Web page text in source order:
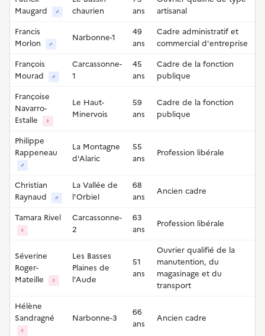
Maugard
♂
chaurien
ans
artisanal
Francis
Morlon
♂
Narbonne-1
49
ans
Cadre administratif et
commercial d'entreprise
François
Mourad
♂
Carcassonne-
1
45
ans
Cadre de la fonction
publique
Françoise
Navarro-
Estalle
♀
Le Haut-
Minervois
59
ans
Cadre de la fonction
publique
Philippe
Rappeneau
♂
La Montagne
d'Alaric
55
ans
Profession libérale
Christian
Raynaud
♂
La Vallée de
l'Orbiel
68
ans
Ancien cadre
Tamara Rivel
♀
Carcassonne-
2
63
ans
Profession libérale
Séverine
Roger-
Mateille
♀
Les Basses
Plaines de
l'Aude
51
ans
Ouvrier qualifié de la
manutention, du
magasinage et du
transport
Hélène
Sandragné
♀
Narbonne-3
66
ans
Ancien cadre